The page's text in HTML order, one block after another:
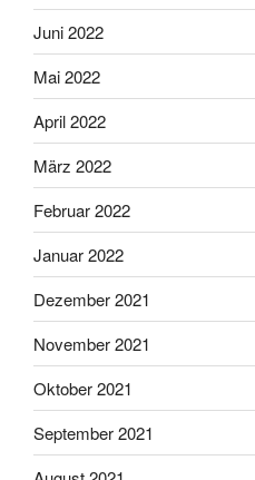
Juni 2022
Mai 2022
April 2022
März 2022
Februar 2022
Januar 2022
Dezember 2021
November 2021
Oktober 2021
September 2021